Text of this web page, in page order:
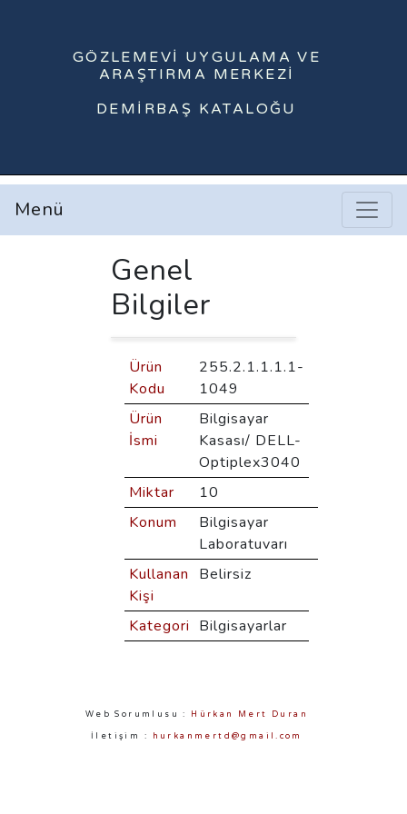
GÖZLEMEVI UYGULAMA VE
ARAŞTIRMA MERKEZI
DEMIRBAŞ KATALOĞU
Menü
Genel
Bilgiler
Ürün
Kodu
255.2.1.1.1.1-
1049
Ürün
İsmi
Bilgisayar
Kasası/ DELL-
Optiplex3040
Miktar
10
Konum
Bilgisayar
Laboratuvarı
Kullanan
Kişi
Belirsiz
Kategori Bilgisayarlar
Web Sorumlusu : Hürkan Mert Duran
İletişim : hurkanmertd@gmail.com